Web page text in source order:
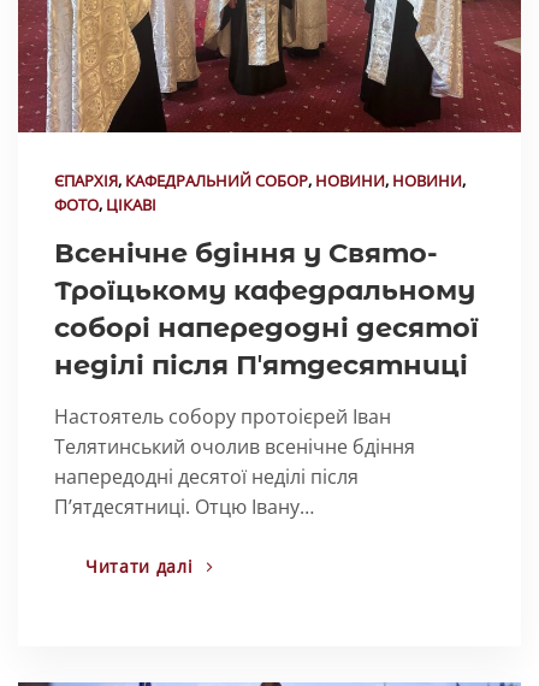
ЄПАРХІЯ, КАФЕДРАЛЬНИЙ СОБОР, НОВИНИ, НОВИНИ,
ФОТО, ЦІКАВІ
Всенічне бдіння у Свято-
Троїцькому кафедральному
соборі напередодні десятої
неділі після Пʼятдесятниці
Настоятель собору протоієрей Іван
Телятинський очолив всенічне бдіння
напередодні десятої неділі після
Пʼятдесятниці. Отцю Івану…
Читати далі